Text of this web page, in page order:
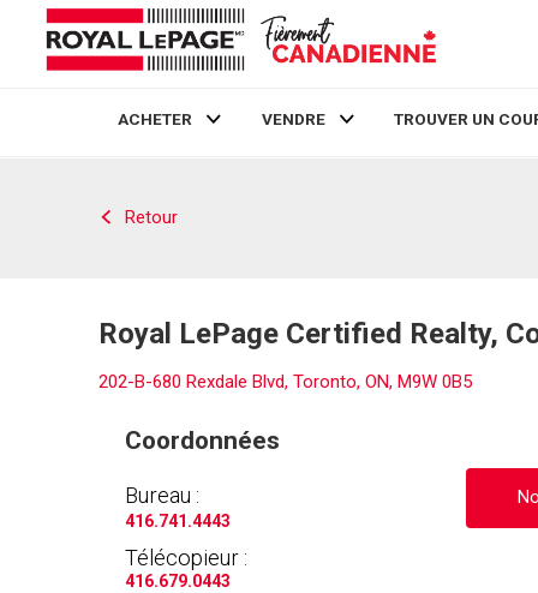
ACHETER VENDRE TROUVER UN
Retour
Royal LePage Certified Realty,
202-B-680 Rexdale Blvd, Toronto, ON, M9W 0B5
Coordonnées
Bureau :
416.741.4443
Télécopieur :
416.679.0443